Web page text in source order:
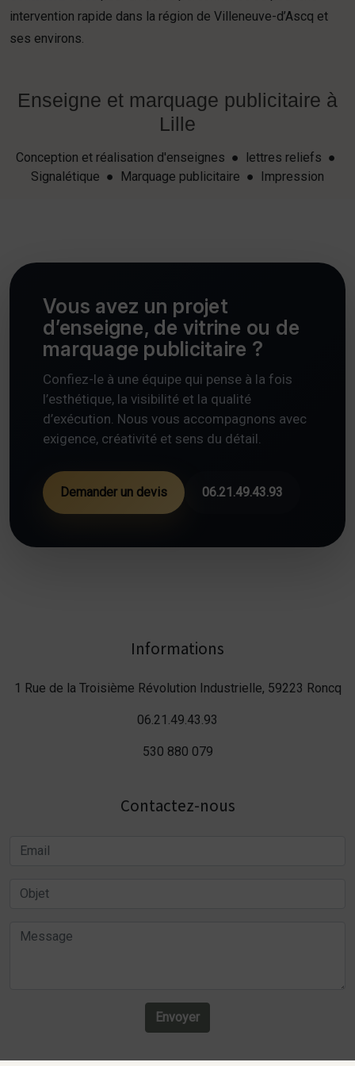
intervention rapide dans la région de Villeneuve-d’Ascq et
ses environs.
Enseigne et marquage publicitaire à
Lille
Conception et réalisation d'enseignes ● lettres reliefs ●
Signalétique ● Marquage publicitaire ● Impression
Vous avez un projet
d’enseigne, de vitrine ou de
marquage publicitaire ?
Confiez-le à une équipe qui pense à la fois
l’esthétique, la visibilité et la qualité
d’exécution. Nous vous accompagnons avec
exigence, créativité et sens du détail.
Demander un devis 06.21.49.43.93
Informations
1 Rue de la Troisième Révolution Industrielle, 59223 Roncq
06.21.49.43.93
530 880 079
Contactez-nous
Envoyer